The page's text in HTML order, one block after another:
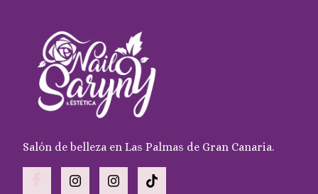
Salón de belleza en Las Palmas de Gran Canaria.